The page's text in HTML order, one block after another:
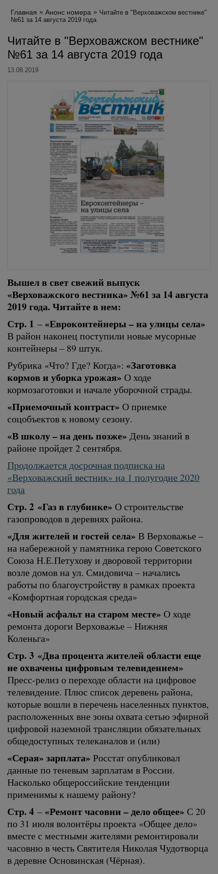
Главная Анонс номера
Читайте в "Верховажском вестнике"
№61 за 14 августа 2019 года
Читайте в "Верховажском вестнике"
№61 за 14 августа 2019 года
13.08.2019
Вышел в свет свежий выпуск
«Верховажского вестника» №61 за 14 августа
2019 года. Читайте в нем:
Стр. 1 –«Евроконтейнеры – на улицы села»
В район наконец поступили новые мусорные
контейнеры – 89 штук.
Рубрика «Что? Где? Когда»: «Заготовка
кормов и уборка урожая» О ходе
кормозаготовки и начале уборочной страды.
«Приемочный контраст» О приемке
соцобъектов к новому сезону.
«В школу – на день позже» День знаний в
районе пройдет 2 сентября.
Продолжается досрочная подписка на
«Верховажский вестник» на 1 полугодие 2020
года
Стр. 2 «Газ в глубинке» О строительстве
газопроводов в деревнях района.
«Для жителей и гостей села» В Верховажье –
на набережной у памятника герою Советского
Союза Н.Е.Петухову и дворовой территории
возле домов на ул. Смидовича – начались
работы по благоустройству в рамках проекта
«Комфортная городская среда»
«Новый асфальт на старом месте» О ходе
ремонта дороги Верховажье – Нижняя
Коленьга»
Стр. 3 «Два процента жителей области еще
не охвачены цифровым телевидением»
Пресс-релиз о переходе области на цифровое
телевидение. Плюс список деревень района,
которые вошли в перечень населенных пунктов,
расположенных вне зоны охвата сетью эфирной
цифровой наземной трансляции обязательных
общедоступных телеканалов и (или)
«Серая» зарплата» Росстат опубликовал
данные по теневым зарплатам в России.
Насколько общероссийские тенденции
применимы к нашему району?
Стр. 4 –«Ремонт часовни – дело общее» С 20
по 31 июля волонтёры проекта «Общее дело»
вместе с местными жителями ремонтировали
часовню в честь Святителя Николая Чудотворца
в деревне Основинская (Чёрная).